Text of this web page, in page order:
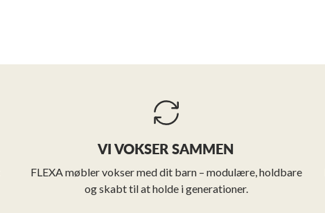
VI VOKSER SAMMEN
FLEXA møbler vokser med dit barn – modulære, holdbare
og skabt til at holde i generationer.